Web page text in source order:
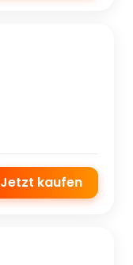
Jetzt kaufen